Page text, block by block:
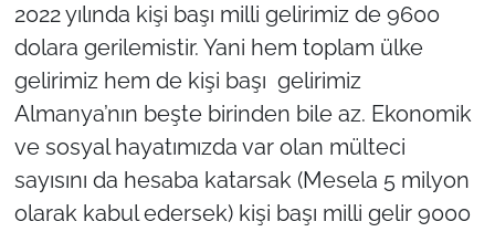
2022 yılında kişi başı milli gelirimiz de 9600
dolara gerilemistir. Yani hem toplam ülke
gelirimiz hem de kişi başı gelirimiz
Almanya’nın beşte birinden bile az. Ekonomik
ve sosyal hayatımızda var olan mülteci
sayısını da hesaba katarsak (Mesela 5 milyon
olarak kabul edersek) kişi başı milli gelir 9000